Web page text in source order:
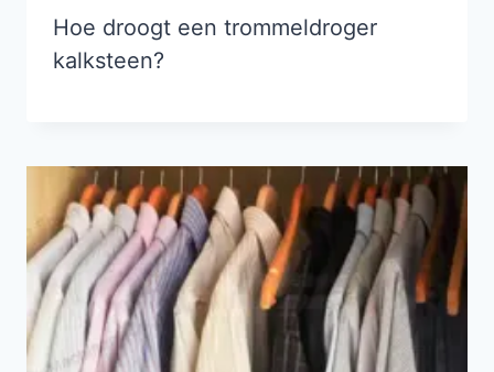
Hoe droogt een trommeldroger
kalksteen?